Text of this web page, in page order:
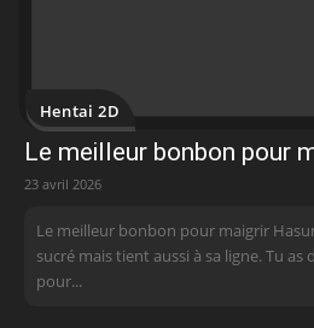
Hentai 2D
Le meilleur bonbon pour
23 avril 2026
Le meilleur bonbon pour maigrir
sucré mais tient aussi à sa ligne. Tu
pour...